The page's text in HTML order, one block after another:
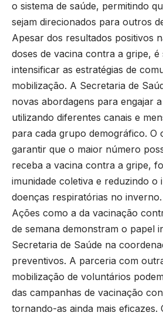
o sistema de saúde, permitindo
sejam direcionados para outros
Apesar dos resultados positivos
doses de vacina contra a gripe,
intensificar as estratégias de
mobilização. A Secretaria de
novas abordagens para engajar
utilizando diferentes canais e
para cada grupo demográfico. O
garantir que o maior número
receba a vacina contra a gripe,
imunidade coletiva e reduzindo o
doenças respiratórias no inverno.
Ações como a da vacinação
de semana demonstram o papel
Secretaria de Saúde na
preventivos. A parceria com
mobilização de voluntários
das campanhas de vacinação
tornando-as ainda mais eficazes.